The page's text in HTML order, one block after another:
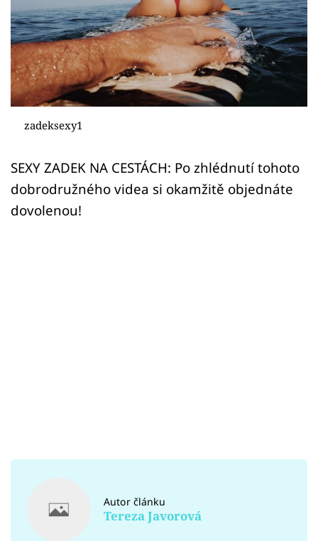
Videa
Sledujte prima+
Přihlášení
zadeksexy1
SEXY ZADEK NA CESTÁCH: Po zhlédnutí tohoto
dobrodružného videa si okamžitě objednáte
dovolenou!
Autor článku
Tereza Javorová